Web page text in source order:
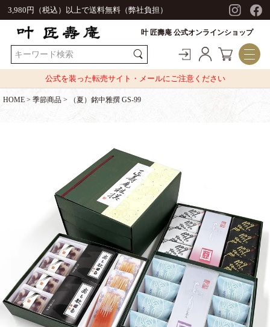
3,980円（税込）以上で送料無料（弊社負担）
叶 匠壽庵 公式オンラインショップ
公式を装った転売サイト・メールにご注意ください
HOME 季節商品 （夏）銘中雅撰 GS-99